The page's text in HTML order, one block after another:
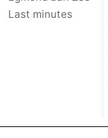
Last minutes